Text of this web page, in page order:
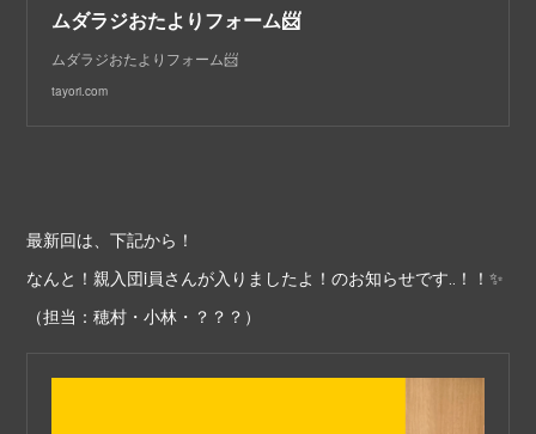
ムダラジおたよりフォーム📨
ムダラジおたよりフォーム📨
tayori.com
最新回は、下記から！
なんと！親入団i員さんが入りましたよ！のお知らせです‥！！✨
（担当：穂村・小林・？？？）